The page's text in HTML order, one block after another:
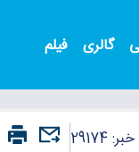
گالری فیلم
29174